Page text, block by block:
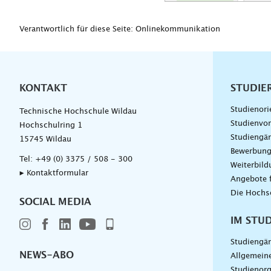
Verantwortlich für diese Seite: Onlinekommunikation
KONTAKT
Technische Hochschule Wildau
Hochschulring 1
15745 Wildau
Tel: +49 (0) 3375 / 508 - 300
▸ Kontaktformular
SOCIAL MEDIA
NEWS-ABO
Bewerbung
Angebote
Die
IM